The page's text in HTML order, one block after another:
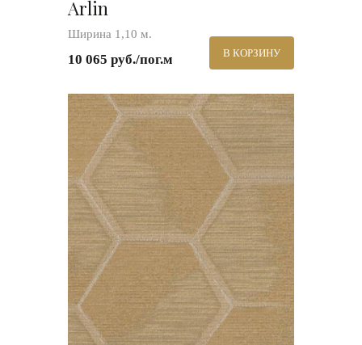
Arlin
Ширина 1,10 м.
10 065 руб./пог.м В КОРЗИНУ